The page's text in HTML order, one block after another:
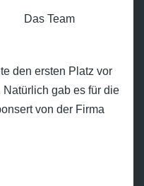
Das Team
den ersten Platz vor
Natürlich gab es für die
von der Firma